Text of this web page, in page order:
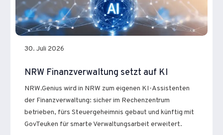
30. Juli 2026
NRW Finanzverwaltung setzt auf KI
NRW.Genius wird in NRW zum eigenen KI-Assistenten
der Finanzverwaltung: sicher im Rechenzentrum
betrieben, fürs Steuergeheimnis gebaut und künftig mit
GovTeuken für smarte Verwaltungsarbeit erweitert.